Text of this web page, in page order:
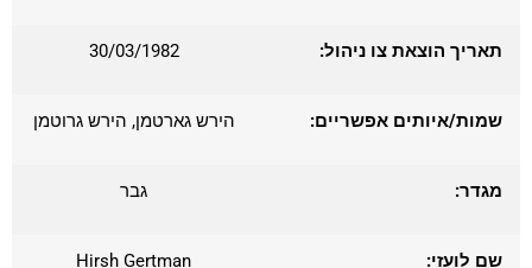
תאריך הוצאת צו ניהול: 30/03/1982
שמות/איותים אפשריים: הירש גארטמן, הירש גרוטמן
מגדר: גבר
שם לועזי: Hirsh Gertman